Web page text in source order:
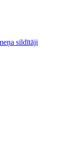
sildītāji